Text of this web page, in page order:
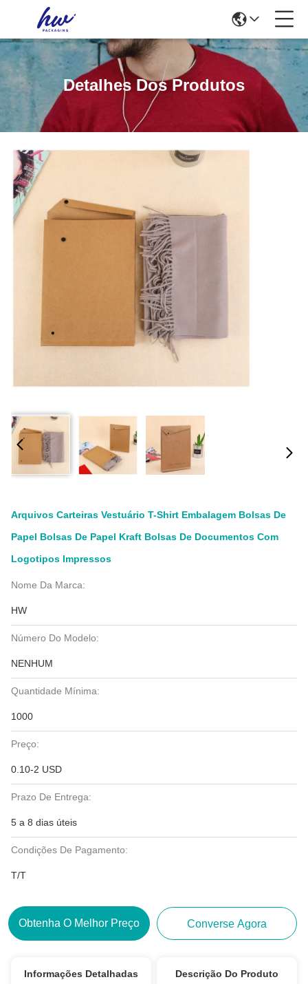
Detalhes Dos Produtos
Arquivos Carteiras Vestuário T-Shirt Embalagem Bolsas De
Papel Bolsas De Papel Kraft Bolsas De Documentos Com
Logotipos Impressos
Nome Da Marca:
HW
Número Do Modelo:
NENHUM
Quantidade Mínima:
1000
Preço:
0.10-2 USD
Prazo De Entrega:
5 a 8 dias úteis
Condições De Pagamento:
T/T
Obtenha O Melhor Preço Converse Agora
Informações Detalhadas Descrição Do Produto